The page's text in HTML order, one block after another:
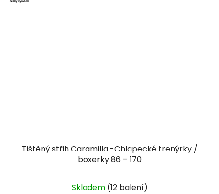
Tištěný střih Caramilla -Chlapecké trenýrky /
boxerky 86 – 170
Skladem (12 balení)